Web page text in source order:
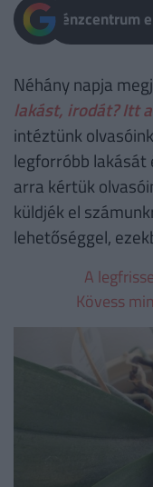
Pénzcentrum
Néhány napja
lakást, irodát? Itt
intéztünk
legforróbb
arra kértük
küldjék el
lehetőséggel,
A
Kövess